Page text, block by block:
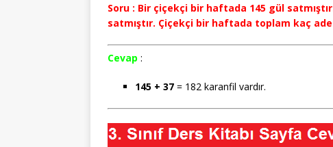
Soru : Bir çiçekçi bir haftada 145 gül
satmıştır. Çiçekçi bir haftada toplam kaç
Cevap :
145 + 37 = 182 karanfil vardır.